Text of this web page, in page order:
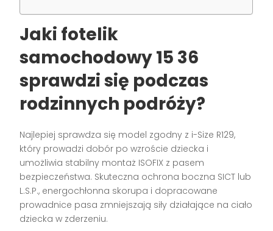
Jaki fotelik
samochodowy 15 36
sprawdzi się podczas
rodzinnych podróży?
Najlepiej sprawdza się model zgodny z i-Size R129,
który prowadzi dobór po wzroście dziecka i
umożliwia stabilny montaż ISOFIX z pasem
bezpieczeństwa. Skuteczna ochrona boczna SICT lub
L.S.P., energochłonna skorupa i dopracowane
prowadnice pasa zmniejszają siły działające na ciało
dziecka w zderzeniu.